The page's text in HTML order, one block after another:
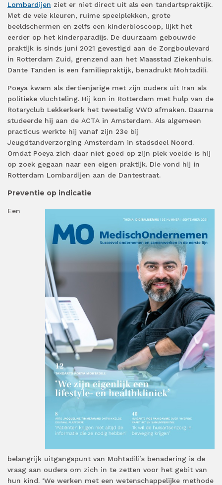
Lombardijen ziet er niet direct uit als een tandartspraktijk.
Met de vele kleuren, ruime speelplekken, grote
beeldschermen en zelfs een kinderbioscoop, lijkt het
eerder op het kinderparadijs. De duurzaam gebouwde
praktijk is sinds juni 2021 gevestigd aan de Zorgboulevard
in Rotterdam Zuid, grenzend aan het Maasstad Ziekenhuis.
Dante Tanden is een familiepraktijk, benadrukt Mohtadili.
Poeya kwam als dertienjarige met zijn ouders uit Iran als
politieke vluchteling. Hij kon in Rotterdam met hulp van de
Rotaryclub Lekkerkerk het tweetalig VWO afmaken. Daarna
studeerde hij aan de ACTA in Amsterdam. Als algemeen
practicus werkte hij vanaf zijn 23e bij
Jeugdtandverzorging Amsterdam in stadsdeel Noord.
Omdat Poeya zich daar niet goed op zijn plek voelde is hij
op zoek gegaan naar een eigen praktijk. Die vond hij in
Rotterdam Lombardijen aan de Dantestraat.
Preventie op indicatie
Een
belangrijk uitgangspunt van Mohtadili’s benadering is de
vraag aan ouders om zich in te zetten voor het gebit van
hun kind. ‘We werken met een wetenschappelijke methode